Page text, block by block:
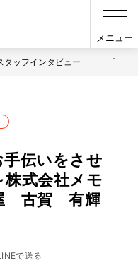
メニュー
タッフインタビュー 「お
手伝いをさせ
式会社メモ
古賀 有輝
で送る